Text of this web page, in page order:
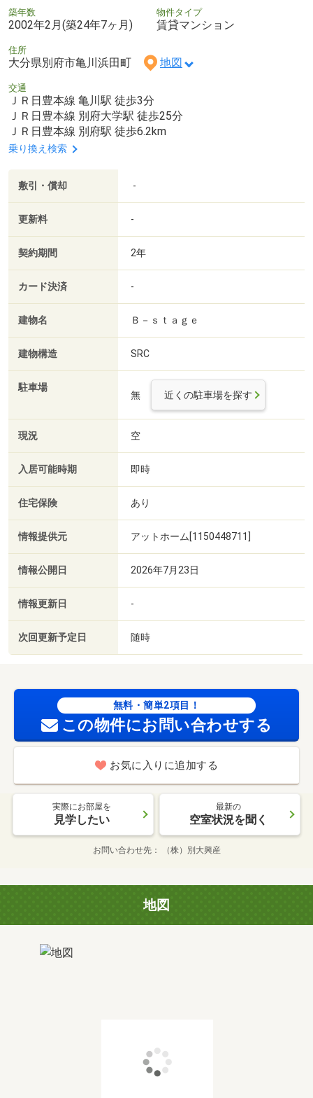
築年数
2002年2月(築24年7ヶ月)
物件タイプ
賃貸マンション
住所
大分県別府市亀川浜田町 地図
交通
ＪＲ日豊本線 亀川駅 徒歩3分
ＪＲ日豊本線 別府大学駅 徒歩25分
ＪＲ日豊本線 別府駅 徒歩6.2km
乗り換え検索
敷引・償却 -
更新料 -
契約期間 2年
カード決済 -
建物名 Ｂ－ｓｔａｇｅ
建物構造 SRC
駐車場
無 近くの駐車場を探す
現況 空
入居可能時期 即時
住宅保険 あり
情報提供元 アットホーム[1150448711]
情報公開日 2026年7月23日
情報更新日 -
次回更新予定日 随時
無料・簡単2項目！
この物件にお問い合わせする
お気に入りに追加する
実際にお部屋を
見学したい
最新の
空室状況を聞く
お問い合わせ先 （株）別大興産
地図